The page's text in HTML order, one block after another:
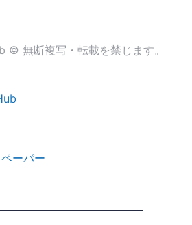
© 無断複写・転載を禁じます。
ーパー